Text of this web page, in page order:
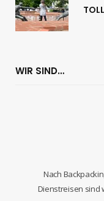
WIR SIND…
Nach
Dienstreisen sind